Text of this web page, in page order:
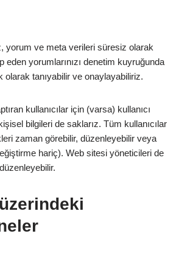
yorum ve meta verileri süresiz olarak
eden yorumlarınızı denetim kuyruğunda
tanıyabilir ve onaylayabiliriz.
kullanıcılar için (varsa) kullanıcı
bilgileri de saklarız. Tüm kullanıcılar
zaman görebilir, düzenleyebilir veya
hariç). Web sitesi yöneticileri de